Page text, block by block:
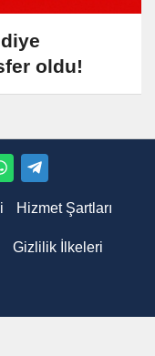
oldu!
Hizmet Şartları
Gizlilik İlkeleri